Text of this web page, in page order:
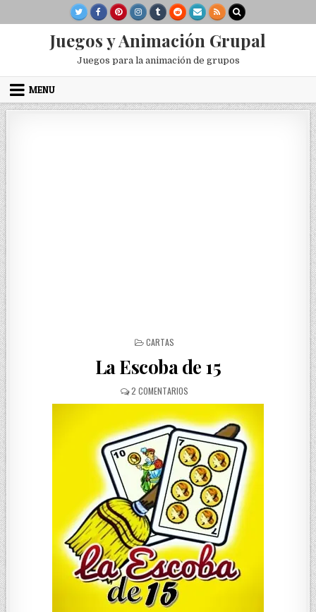
Juegos y Animación Grupal
Juegos para la animación de grupos
MENU
POSTED
CARTAS
La Escoba de 15
2 COMENTARIOS
LA
DE
15